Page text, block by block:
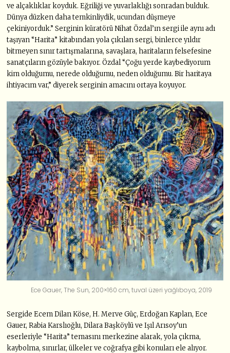
ve alçaklıklar koyduk. Eğriliği ve yuvarlaklığı sonradan bulduk.
Dünya düzken daha temkinliydik, ucundan düşmeye
çekiniyorduk.” Serginin küratörü Nihat Özdal’ın sergi ile aynı adı
taşıyan “Harita” kitabından yola çıkılan sergi, binlerce yıldır
bitmeyen sınır tartışmalarına, savaşlara, haritaların felsefesine
sanatçıların gözüyle bakıyor. Özdal “Çoğu yerde kaybediyorum
kim olduğumu, nerede olduğumu, neden olduğumu. Bir haritaya
ihtiyacım var,” diyerek serginin amacını ortaya koyuyor.
Ece Gauer, The Sun, 200×160 cm, tuval üzeri yağlıboya, 2019
Sergide Ecem Dilan Köse, H. Merve Güç, Erdoğan Kaplan, Ece
Gauer, Rabia Karslıoğlu, Dilara Başköylü ve Işıl Arısoy’un
eserleriyle “Harita” temasını merkezine alarak, yola çıkma,
kaybolma, sınırlar, ülkeler ve coğrafya gibi konuları ele alıyor.